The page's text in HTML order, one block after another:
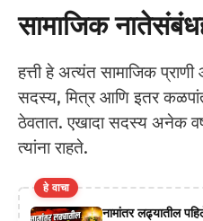
सामाजिक
हत्ती हे अत्यंत सामाजिक
सदस्य, मित्र आणि इतर
ठेवतात. एखादा सदस्य अनेक
त्यांना राहते.
हे वाचा
नामांतर लढ्यातील